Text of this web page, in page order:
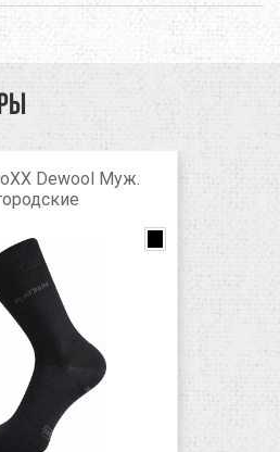
Dewool Муж.